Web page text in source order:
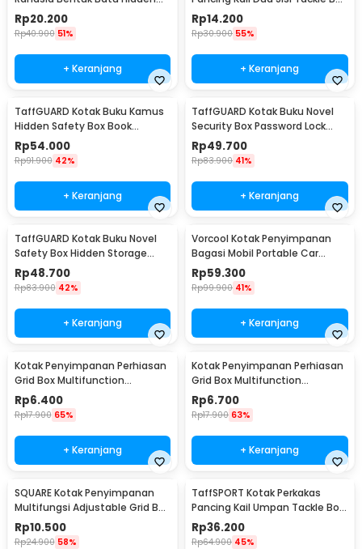
Key Box - B0521
Rp20.200
Rp40.900 51%
+ Keranjang
14 Grid - LX01
Rp14.200
Rp30.900 55%
+ Keranjang
TaffGUARD Kotak Buku Kamus
Hidden Safety Box Book
Password Lock Size S - KB-10P
Rp54.000
Rp91.900 42%
+ Keranjang
TaffGUARD Kotak Buku Novel
Security Box Password Lock
Size S - KB-20P
Rp49.700
Rp83.900 41%
+ Keranjang
TaffGUARD Kotak Buku Novel
Safety Box Hidden Storage
Password Lock - KB-30P
Rp48.700
Rp83.900 42%
+ Keranjang
Vorcool Kotak Penyimpanan
Bagasi Mobil Portable Car
Storage Box 25 L - VL25
Rp59.300
Rp99.900 41%
+ Keranjang
Kotak Penyimpanan Perhiasan
Grid Box Multifunction
Organizer 24 Slot - J13/J24
Rp6.400
Rp17.900 65%
+ Keranjang
Kotak Penyimpanan Perhiasan
Grid Box Multifunction
Organizer 13 Slot - J13/J24
Rp6.700
Rp17.900 63%
+ Keranjang
SQUARE Kotak Penyimpanan
Multifungsi Adjustable Grid Box
24 Slot - J24D
Rp10.500
Rp24.900 58%
TaffSPORT Kotak Perkakas
Pancing Kail Umpan Tackle Box
14 Grid - LYH-1017
Rp36.200
Rp64.900 45%